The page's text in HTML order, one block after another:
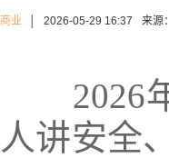
商业 2026-05-29 16:37 来源：
2026
人讲安全